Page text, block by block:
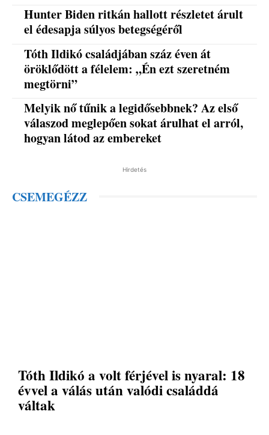
Hunter Biden ritkán hallott részletet árult
el édesapja súlyos betegségéről
Tóth Ildikó családjában száz éven át
öröklődött a félelem: „Én ezt szeretném
megtörni”
Melyik nő tűnik a legidősebbnek? Az első
válaszod meglepően sokat árulhat el arról,
hogyan látod az embereket
Hirdetés
CSEMEGÉZZ
Tóth Ildikó a volt férjével is nyaral: 18
évvel a válás után valódi családdá
váltak